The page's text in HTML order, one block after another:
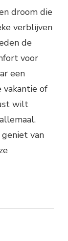
droom die
verblijven
de
voor
een
vakantie of
wilt
van